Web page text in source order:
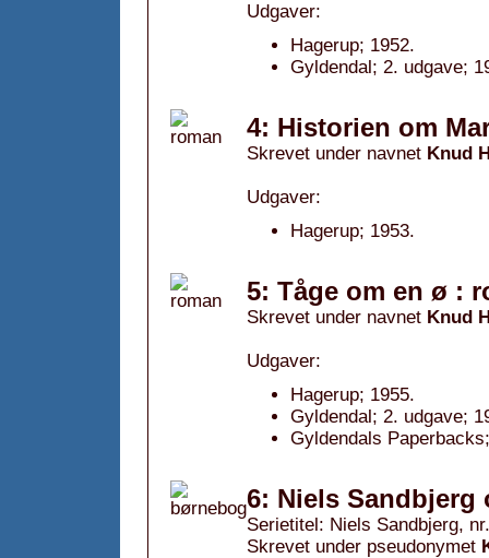
Udgaver:
Hagerup; 1952.
Gyldendal; 2. udgave;
4: Historien om
Skrevet under navnet Knud
Udgaver:
Hagerup; 1953.
5: Tåge om en ø :
Skrevet under navnet Knud
Udgaver:
Hagerup; 1955.
Gyldendal; 2. udgave;
Gyldendals
6: Niels Sandbjerg
Serietitel: Niels Sandbjerg,
Skrevet under pseudonymet